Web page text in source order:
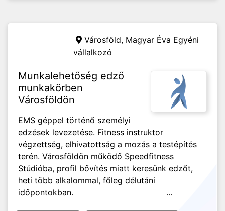
Városföld, Magyar Éva Egyéni
vállalkozó
Munkalehetőség edző
munkakörben
Városföldön
EMS géppel történő személyi
edzések levezetése. Fitness instruktor
végzettség, elhivatottság a mozás a testépítés
terén. Városföldön működő Speedfitness
Stúdióba, profil bővítés miatt keresünk edzőt,
heti több alkalommal, főleg délutáni
időpontokban. ...